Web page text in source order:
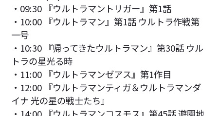
・09:30 『ウルトラマントリガー』第1話
・10:00 『ウルトラマン』第1話 ウルトラ作戦第
一号
・10:30 『帰ってきたウルトラマン』第30話 ウル
トラの星光る時
・11:00 『ウルトラマンゼアス』第1作目
・12:00 『ウルトラマンティガ＆ウルトラマンダ
イナ 光の星の戦士たち』
・14:00 『ウルトラマンコスモス』第45話 遊園地